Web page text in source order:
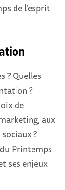
de l’esprit
? Quelles
?
de
aux
?
Printemps
ses enjeux